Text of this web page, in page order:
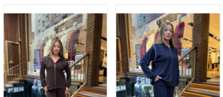
Modelos de conjunto de chándal para mujer al por mayor,
Modelos de conjuntos de chándal al por mayor de Estambul,
modelos de ropa de mujer al por mayor,
modelos de chándal de mujer al por mayor,